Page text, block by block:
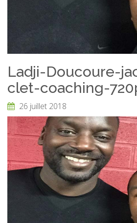
Ladji-Doucoure-
clet-coaching-
26 juillet 2018